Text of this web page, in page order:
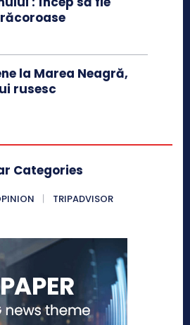
la Marea Neagră,
rusesc
Categories
TRIPADVISOR